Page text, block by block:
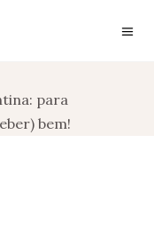
para
bem!